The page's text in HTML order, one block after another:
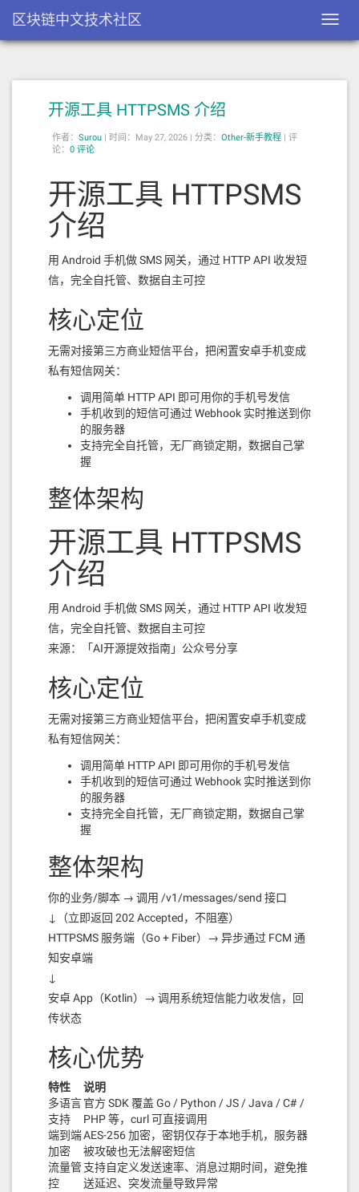
区块链中文技术社区
开源工具 HTTPSMS 介绍
作者： Surou | 时间：May 27, 2026 | 分类： Other-新手教程 | 评
论： 0 评论
开源工具 HTTPSMS
介绍
用 Android 手机做 SMS 网关，通过 HTTP API 收发短
信，完全自托管、数据自主可控
核心定位
无需对接第三方商业短信平台，把闲置安卓手机变成
私有短信网关：
调用简单 HTTP API 即可用你的手机号发信
手机收到的短信可通过 Webhook 实时推送到你
的服务器
支持完全自托管，无厂商锁定期，数据自己掌
握
整体架构
开源工具 HTTPSMS
介绍
用 Android 手机做 SMS 网关，通过 HTTP API 收发短
信，完全自托管、数据自主可控
来源：「AI开源提效指南」公众号分享
核心定位
无需对接第三方商业短信平台，把闲置安卓手机变成
私有短信网关：
调用简单 HTTP API 即可用你的手机号发信
手机收到的短信可通过 Webhook 实时推送到你
的服务器
支持完全自托管，无厂商锁定期，数据自己掌
握
整体架构
你的业务/脚本 → 调用 /v1/messages/send 接口
↓（立即返回 202 Accepted，不阻塞）
HTTPSMS 服务端（Go + Fiber）→ 异步通过 FCM 通
知安卓端
↓
安卓 App（Kotlin）→ 调用系统短信能力收发信，回
传状态
核心优势
特性
说明
多语言
支持
官方 SDK 覆盖 Go / Python / JS / Java / C# /
PHP 等，curl 可直接调用
端到端
加密
AES-256 加密，密钥仅存于本地手机，服务器
被攻破也无法解密短信
流量管
控
支持自定义发送速率、消息过期时间，避免推
送延迟、突发流量导致异常